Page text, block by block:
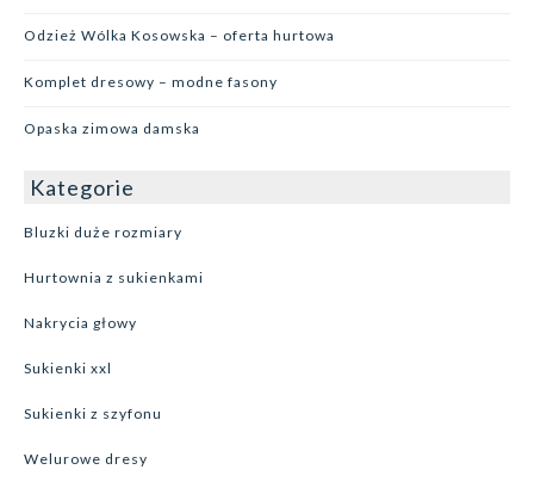
Odzież Wólka Kosowska – oferta hurtowa
Komplet dresowy – modne fasony
Opaska zimowa damska
Kategorie
Bluzki duże rozmiary
Hurtownia z sukienkami
Nakrycia głowy
Sukienki xxl
Sukienki z szyfonu
Welurowe dresy